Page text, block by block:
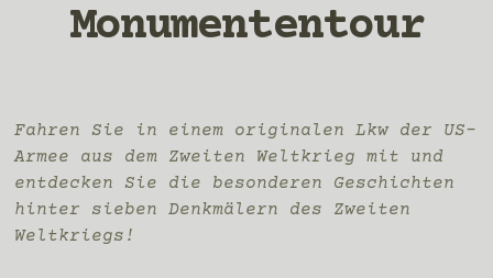
Monumententour
Fahren Sie in einem originalen Lkw der US-
Armee aus dem Zweiten Weltkrieg mit und
entdecken Sie die besonderen Geschichten
hinter sieben Denkmälern des Zweiten
Weltkriegs!